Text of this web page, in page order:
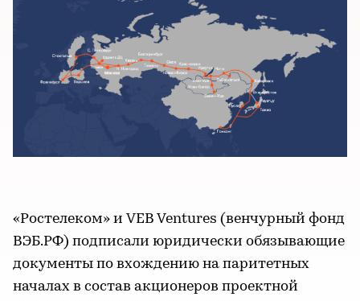
«Ростелеком» и VEB Ventures (венчурный фонд
ВЭБ.РФ) подписали юридически обязывающие
документы по вхождению на паритетных
началах в состав акционеров проектной